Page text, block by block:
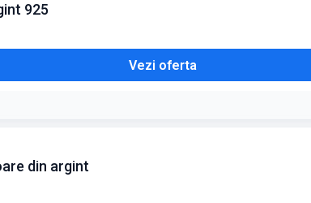
925
Vezi oferta
din argint